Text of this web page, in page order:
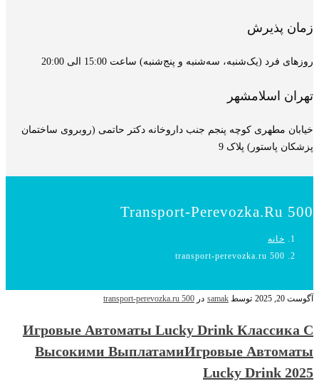
زمان پذیرش
روزهای فرد (یک‌شنبه، سه‌شنبه و پنج‌شنبه) ساعت 15:00 الی 20:00
تهران اسلامشهر
خیابان مطهری کوچه پنجم جنب داروخانه دکتر حاتمی (روبروی ساختمان
پزشکان پاستور) پلاک 9
Transport-Perevozka.ru 500
خانه
transport-perevozka.ru 500
آگوست 20, 2025 توسط samak در transport-perevozka.ru 500
Игровые Автоматы Lucky Drink Классика С
Высокими ВыплатамиИгровые Автоматы
Lucky Drink 2025